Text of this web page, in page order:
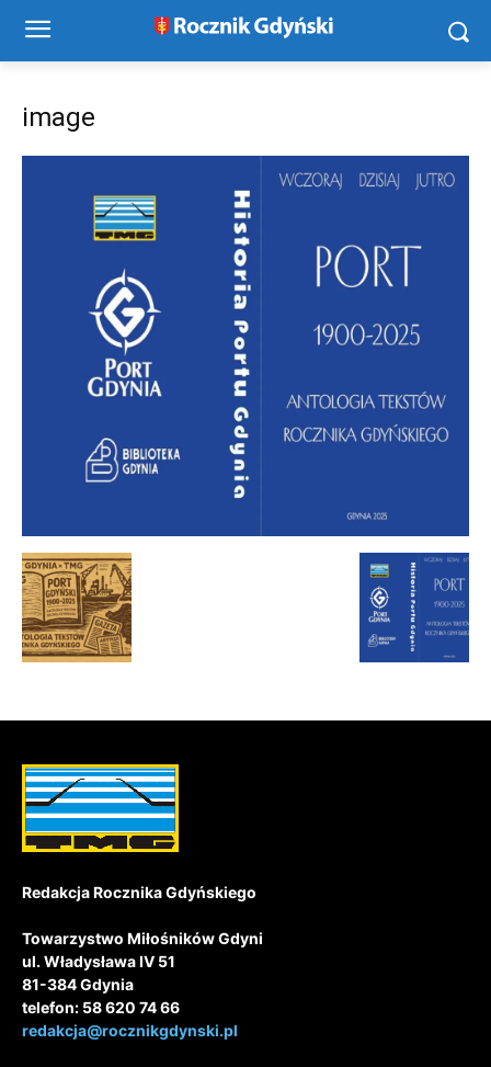
image
Redakcja Rocznika Gdyńskiego
Towarzystwo Miłośników Gdyni
ul. Władysława IV 51
81-384 Gdynia
telefon: 58 620 74 66
redakcja@rocznikgdynski.pl